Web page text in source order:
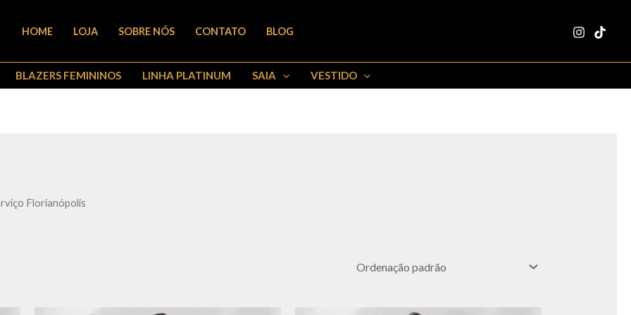
HOME LOJA SOBRE NÓS CONTATO BLOG
BLAZERS FEMININOS LINHA PLATINUM SAIA VESTIDO
Florianópolis